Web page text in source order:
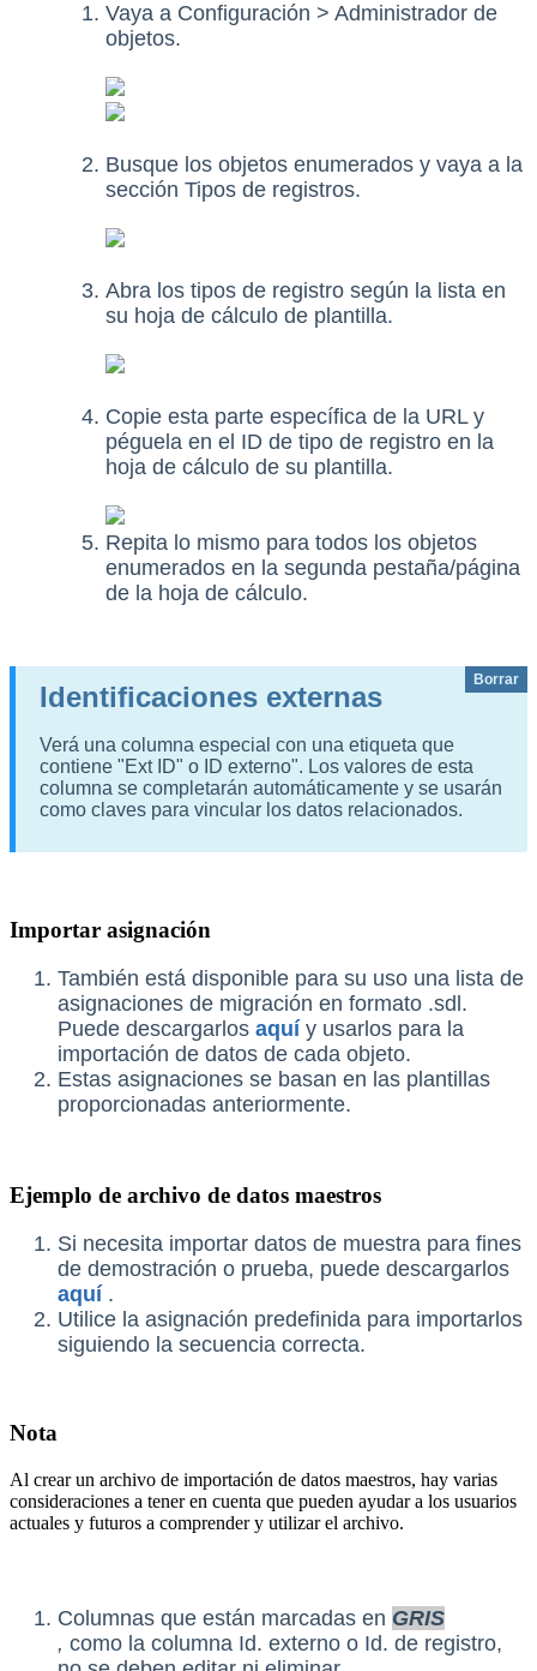
Vaya a Configuración > Administrador de
objetos.
Busque los objetos enumerados y vaya a la
sección Tipos de registros.
Abra los tipos de registro según la lista en
su hoja de cálculo de plantilla.
Copie esta parte específica de la URL y
péguela en el ID de tipo de registro en la
hoja de cálculo de su plantilla.
Repita lo mismo para todos los objetos
enumerados en la segunda pestaña/página
de la hoja de cálculo.
Borrar
Identificaciones externas
Verá una columna especial con una etiqueta que
contiene "Ext ID" o ID externo". Los valores de esta
columna se completarán automáticamente y se usarán
como claves para vincular los datos relacionados.
Importar asignación
También está disponible para su uso una lista de
asignaciones de migración en formato .sdl.
Puede descargarlos aquíy usarlos para la
importación de datos de cada objeto.
Estas asignaciones se basan en las plantillas
proporcionadas anteriormente.
Ejemplo de archivo de datos maestros
Si necesita importar datos de muestra para fines
de demostración o prueba, puede descargarlos
aquí.
Utilice la asignación predefinida para importarlos
siguiendo la secuencia correcta.
Nota
Al crear un archivo de importación de datos maestros, hay varias
consideraciones a tener en cuenta que pueden ayudar a los usuarios
actuales y futuros a comprender y utilizar el archivo.
Columnas que están marcadas en GRIS
, como la columna Id. externo o Id. de registro,